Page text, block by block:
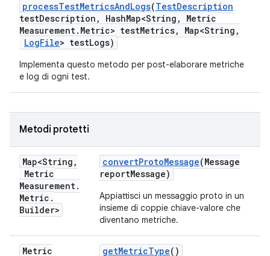
processTestMetricsAndLogs(TestDescription
testDescription , HashMap<String ,
Metric
Measurement. Metric> testMetrics, Map<String ,
LogFile> testLogs)
Implementa questo metodo per post-elaborare metriche
e log di ogni test.
Metodi protetti
Map<String ,
Metric
Measurement.
Metric .
Builder>
convertProtoMessage(Message
reportMessage)
Appiattisci un messaggio proto in un
insieme di coppie chiave-valore che
diventano metriche.
Metric getMetricType()